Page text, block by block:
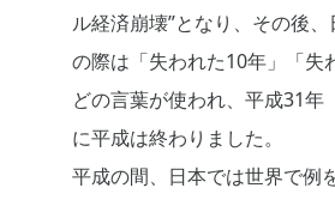
ル経済崩壊”となり、その後
の際は「失われた10年」「失
どの言葉が使われ、平成31年
に平成は終わりました。
平成の間、日本では世界で例